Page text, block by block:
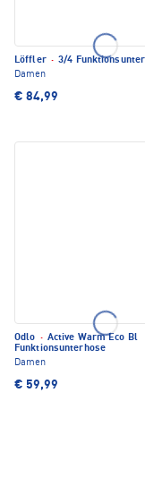
Löffler · 3/4
Damen
€ 84,99
Odlo · Active Warm Eco Bl
Funktionsunterhose
Damen
€ 59,99